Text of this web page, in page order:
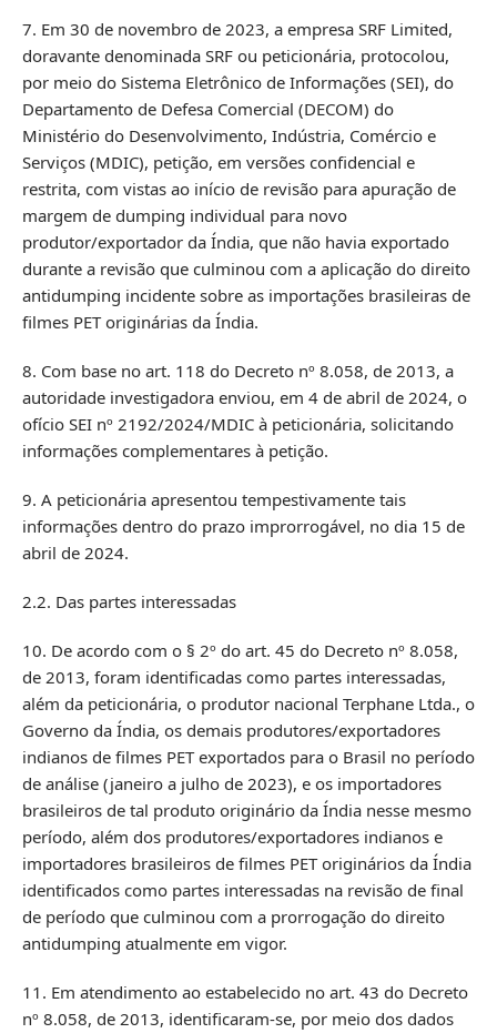
7. Em 30 de novembro de 2023, a empresa SRF Limited,
doravante denominada SRF ou peticionária, protocolou,
por meio do Sistema Eletrônico de Informações (SEI), do
Departamento de Defesa Comercial (DECOM) do
Ministério do Desenvolvimento, Indústria, Comércio e
Serviços (MDIC), petição, em versões confidencial e
restrita, com vistas ao início de revisão para apuração de
margem de dumping individual para novo
produtor/exportador da Índia, que não havia exportado
durante a revisão que culminou com a aplicação do direito
antidumping incidente sobre as importações brasileiras de
filmes PET originárias da Índia.
8. Com base no art. 118 do Decreto nº 8.058, de 2013, a
autoridade investigadora enviou, em 4 de abril de 2024, o
ofício SEI nº 2192/2024/MDIC à peticionária, solicitando
informações complementares à petição.
9. A peticionária apresentou tempestivamente tais
informações dentro do prazo improrrogável, no dia 15 de
abril de 2024.
2.2. Das partes interessadas
10. De acordo com o § 2º do art. 45 do Decreto nº 8.058,
de 2013, foram identificadas como partes interessadas,
além da peticionária, o produtor nacional Terphane Ltda., o
Governo da Índia, os demais produtores/exportadores
indianos de filmes PET exportados para o Brasil no período
de análise (janeiro a julho de 2023), e os importadores
brasileiros de tal produto originário da Índia nesse mesmo
período, além dos produtores/exportadores indianos e
importadores brasileiros de filmes PET originários da Índia
identificados como partes interessadas na revisão de final
de período que culminou com a prorrogação do direito
antidumping atualmente em vigor.
11. Em atendimento ao estabelecido no art. 43 do Decreto
nº 8.058, de 2013, identificaram-se, por meio dos dados